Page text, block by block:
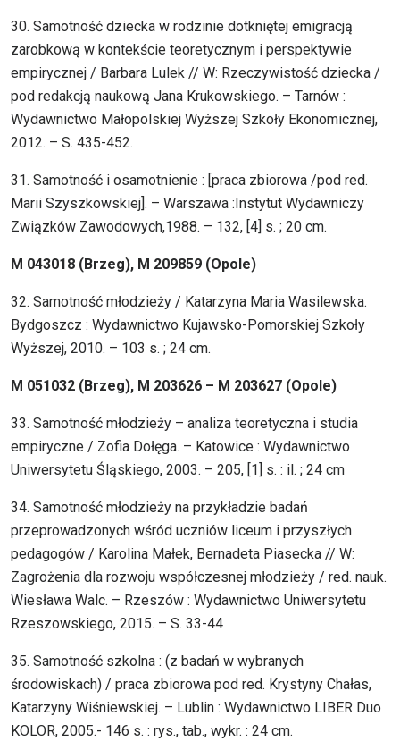
30. Samotność dziecka w rodzinie dotkniętej emigracją
zarobkową w kontekście teoretycznym i perspektywie
empirycznej / Barbara Lulek // W: Rzeczywistość dziecka /
pod redakcją naukową Jana Krukowskiego. – Tarnów :
Wydawnictwo Małopolskiej Wyższej Szkoły Ekonomicznej,
2012. – S. 435-452.
31. Samotność i osamotnienie : [praca zbiorowa /pod red.
Marii Szyszkowskiej]. – Warszawa :Instytut Wydawniczy
Związków Zawodowych,1988. – 132, [4] s. ; 20 cm.
M 043018 (Brzeg), M 209859 (Opole)
32. Samotność młodzieży / Katarzyna Maria Wasilewska.
Bydgoszcz : Wydawnictwo Kujawsko-Pomorskiej Szkoły
Wyższej, 2010. – 103 s. ; 24 cm.
M 051032 (Brzeg), M 203626 – M 203627 (Opole)
33. Samotność młodzieży – analiza teoretyczna i studia
empiryczne / Zofia Dołęga. – Katowice : Wydawnictwo
Uniwersytetu Śląskiego, 2003. – 205, [1] s. : il. ; 24 cm
34. Samotność młodzieży na przykładzie badań
przeprowadzonych wśród uczniów liceum i przyszłych
pedagogów / Karolina Małek, Bernadeta Piasecka // W:
Zagrożenia dla rozwoju współczesnej młodzieży / red. nauk.
Wiesława Walc. – Rzeszów : Wydawnictwo Uniwersytetu
Rzeszowskiego, 2015. – S. 33-44
35. Samotność szkolna : (z badań w wybranych
środowiskach) / praca zbiorowa pod red. Krystyny Chałas,
Katarzyny Wiśniewskiej. – Lublin : Wydawnictwo LIBER Duo
KOLOR, 2005.- 146 s. : rys., tab., wykr. : 24 cm.